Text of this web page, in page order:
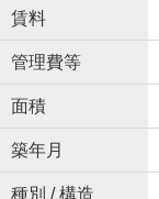
賃料
管理費等
面積
築年月
種別 / 構造